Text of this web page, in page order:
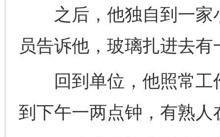
之后，他独自到一家
员告诉他，玻璃扎进去
回到单位，他照常工
到下午一两点钟，有熟